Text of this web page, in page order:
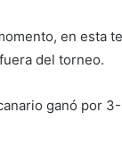
en esta
del torneo.
ganó por